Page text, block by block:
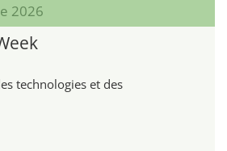
2026
technologies et des